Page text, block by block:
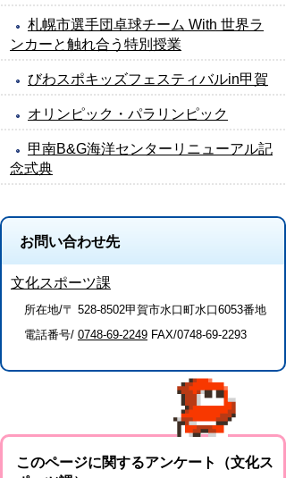
札幌市選手団卓球チーム With 世界ラ
ンカーと触れ合う特別授業
びわスポキッズフェスティバルin甲賀
オリンピック・パラリンピック
甲南B&G海洋センターリニューアル記
念式典
お問い合わせ先
文化スポーツ課
所在地/〒 528-8502甲賀市水口町水口6053番地
電話番号/ 0748-69-2249 FAX/0748-69-2293
このページに関するアンケート（文化ス